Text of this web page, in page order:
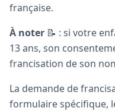
française.
À noter 📝 : si votre
13 ans, son
francisation de son
La demande de
formulaire spécifique,